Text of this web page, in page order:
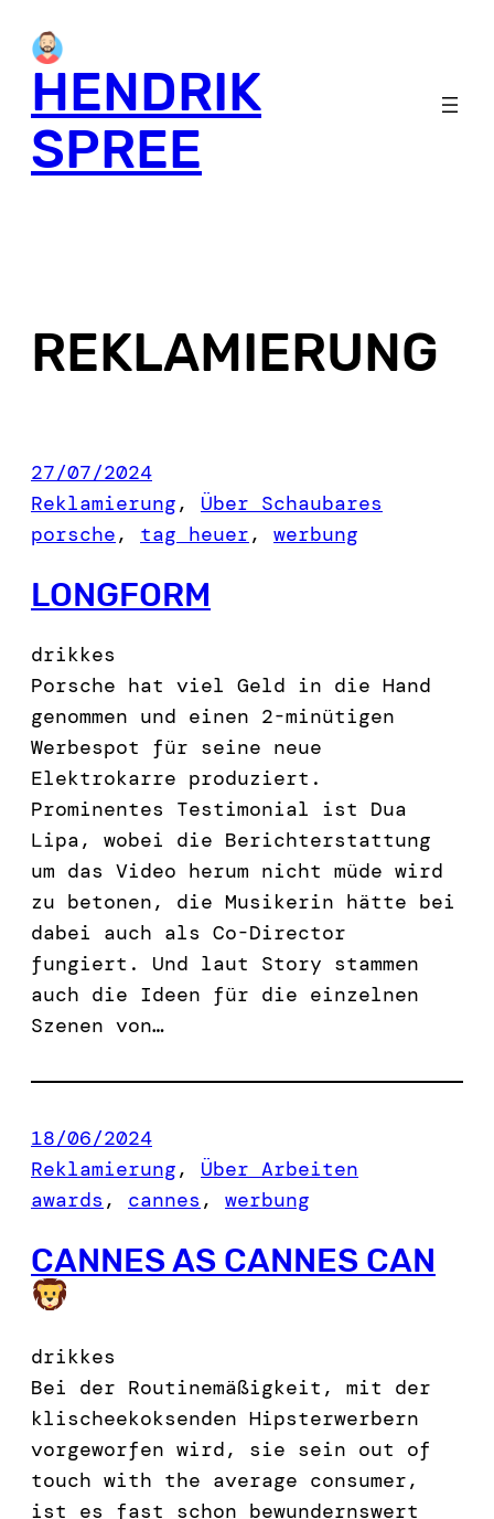
content
HENDRIK
SPREE
REKLAMIERUNG
27/07/2024
Reklamierung, Über Schaubares
porsche, tag heuer, werbung
LONGFORM
drikkes
Porsche hat viel Geld in die Hand
genommen und einen 2-minütigen
Werbespot für seine neue
Elektrokarre produziert.
Prominentes Testimonial ist Dua
Lipa, wobei die Berichterstattung
um das Video herum nicht müde wird
zu betonen, die Musikerin hätte bei
dabei auch als Co-Director
fungiert. Und laut Story stammen
auch die Ideen für die einzelnen
Szenen von…
18/06/2024
Reklamierung, Über Arbeiten
awards , cannes , werbung
CANNES AS CANNES CAN
drikkes
Bei der Routinemäßigkeit, mit der
klischeekoksenden Hipsterwerbern
vorgeworfen wird, sie sein out of
touch with the average consumer,
ist es fast schon bewundernswert